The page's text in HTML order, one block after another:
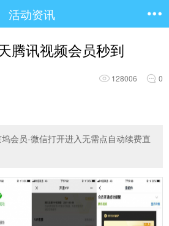
活动资讯
腾讯视频会员秒到
128006 0
会员-微信打开进入无需点自动续费直